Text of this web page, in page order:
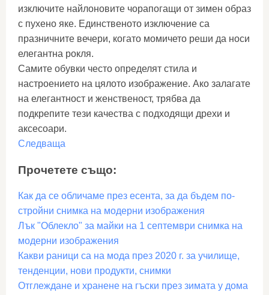
изключите найлоновите чорапогащи от зимен образ
с пухено яке. Единственото изключение са
празничните вечери, когато момичето реши да носи
елегантна рокля.
Самите обувки често определят стила и
настроението на цялото изображение. Ако залагате
на елегантност и женственост, трябва да
подкрепите тези качества с подходящи дрехи и
аксесоари.
Следваща
Прочетете също:
Как да се обличаме през есента, за да бъдем по-
стройни снимка на модерни изображения
Лък "Облекло" за майки на 1 септември снимка на
модерни изображения
Какви раници са на мода през 2020 г. за училище,
тенденции, нови продукти, снимки
Отглеждане и хранене на гъски през зимата у дома